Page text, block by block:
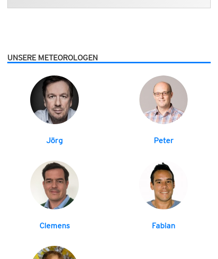
UNSERE METEOROLOGEN
Jörg Peter
Clemens Fabian